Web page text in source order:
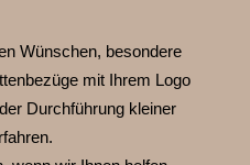
Wünschen, besondere
mit Ihrem Logo
Durchführung kleiner